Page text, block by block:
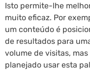
Isto permite-lhe
muito eficaz. Por
um conteúdo é
de resultados para
volume de visitas,
planejado usar esta